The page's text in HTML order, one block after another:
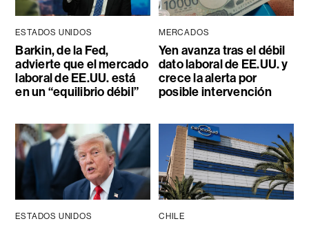
ESTADOS UNIDOS
Barkin, de la Fed,
advierte que el mercado
laboral de EE.UU. está
en un “equilibrio débil”
MERCADOS
Yen avanza tras el débil
dato laboral de EE.UU. y
crece la alerta por
posible intervención
ESTADOS UNIDOS CHILE